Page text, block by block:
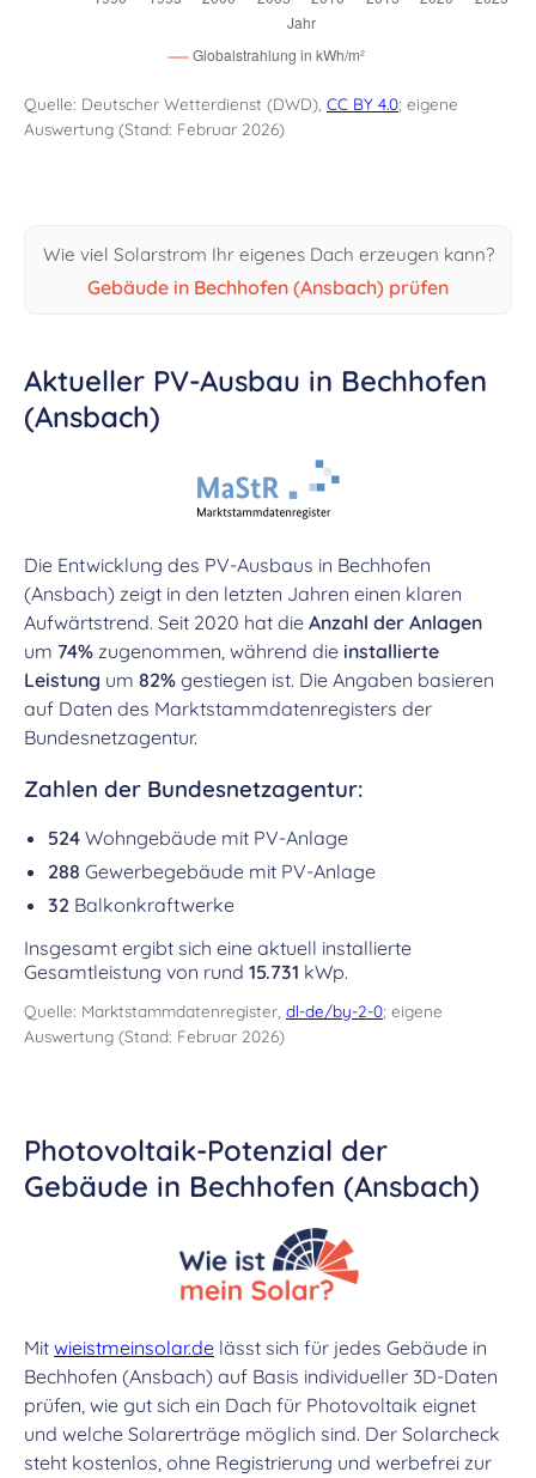
Quelle: Deutscher Wetterdienst (DWD), CC BY 4.0; eigene
Auswertung (Stand: Februar 2026)
Wie viel Solarstrom Ihr eigenes Dach erzeugen kann?
Gebäude in Bechhofen (Ansbach) prüfen
Aktueller PV-Ausbau in Bechhofen
(Ansbach)
Die Entwicklung des PV-Ausbaus in Bechhofen
(Ansbach) zeigt in den letzten Jahren einen klaren
Aufwärtstrend. Seit 2020 hat die Anzahl der Anlagen
um 74% zugenommen, während die installierte
Leistung um 82% gestiegen ist. Die Angaben basieren
auf Daten des Marktstammdatenregisters der
Bundesnetzagentur.
Zahlen der Bundesnetzagentur:
524 Wohngebäude mit PV-Anlage
288 Gewerbegebäude mit PV-Anlage
32 Balkonkraftwerke
Insgesamt ergibt sich eine aktuell installierte
Gesamtleistung von rund 15.731 kWp.
Quelle: Marktstammdatenregister, dl-de/by-2-0; eigene
Auswertung (Stand: Februar 2026)
Photovoltaik-Potenzial der
Gebäude in Bechhofen (Ansbach)
Mit wieistmeinsolar.de lässt sich für jedes Gebäude in
Bechhofen (Ansbach) auf Basis individueller 3D-Daten
prüfen, wie gut sich ein Dach für Photovoltaik eignet
und welche Solarerträge möglich sind. Der Solarcheck
steht kostenlos, ohne Registrierung und werbefrei zur